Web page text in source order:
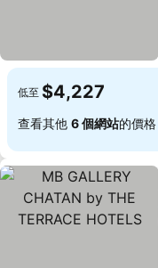
低至 $4,227
查看其他 6 個網站的價格